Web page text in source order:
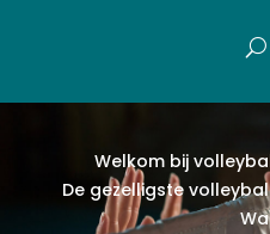
Welkom bij
De gezelligste